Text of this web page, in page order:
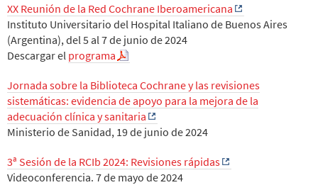
XX Reunión de la Red Cochrane Iberoamericana
Instituto Universitario del Hospital Italiano de Buenos Aires
(Argentina), del 5 al 7 de junio de 2024
Descargar el programa
Jornada sobre la Biblioteca Cochrane y las revisiones
sistemáticas: evidencia de apoyo para la mejora de la
adecuación clínica y sanitaria
Ministerio de Sanidad, 19 de junio de 2024
3ª Sesión de la RCIb 2024: Revisiones rápidas
Videoconferencia. 7 de mayo de 2024